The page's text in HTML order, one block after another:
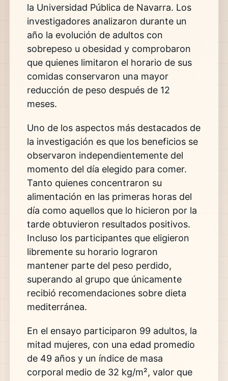
la Universidad Pública de Navarra. Los
investigadores analizaron durante un
año la evolución de adultos con
sobrepeso u obesidad y comprobaron
que quienes limitaron el horario de sus
comidas conservaron una mayor
reducción de peso después de 12
meses.
Uno de los aspectos más destacados de
la investigación es que los beneficios se
observaron independientemente del
momento del día elegido para comer.
Tanto quienes concentraron su
alimentación en las primeras horas del
día como aquellos que lo hicieron por la
tarde obtuvieron resultados positivos.
Incluso los participantes que eligieron
libremente su horario lograron
mantener parte del peso perdido,
superando al grupo que únicamente
recibió recomendaciones sobre dieta
mediterránea.
En el ensayo participaron 99 adultos, la
mitad mujeres, con una edad promedio
de 49 años y un índice de masa
corporal medio de 32 kg/m², valor que